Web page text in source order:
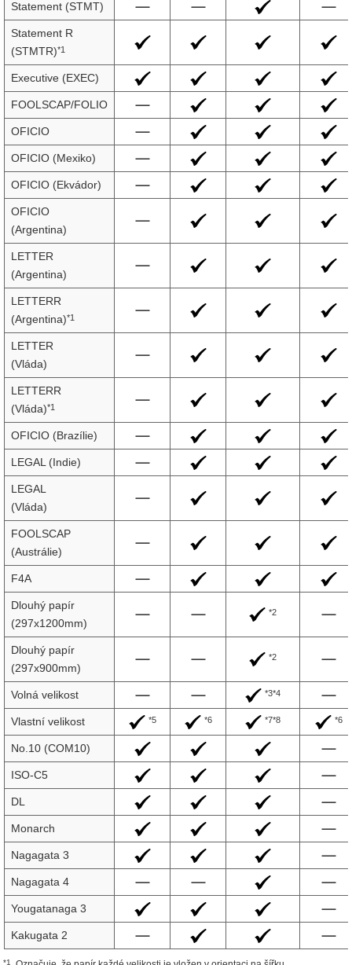
Statement (STMT)
Statement R
(STMTR)*1
Executive (EXEC)
FOOLSCAP/FOLIO
OFICIO
OFICIO (Mexiko)
OFICIO (Ekvádor)
OFICIO
(Argentina)
LETTER
(Argentina)
LETTERR
(Argentina)*1
LETTER
(Vláda)
LETTERR
(Vláda)*1
OFICIO (Brazílie)
LEGAL (Indie)
LEGAL
(Vláda)
FOOLSCAP
(Austrálie)
F4A
Dlouhý papír
(297x1200mm)
*2
Dlouhý papír
(297x900mm)
*2
Volná velikost *3*4
Vlastní velikost *5 *6 *7*8 *6
No.10 (COM10)
ISO-C5
DL
Monarch
Nagagata 3
Nagagata 4
Yougatanaga 3
Kakugata 2
*1